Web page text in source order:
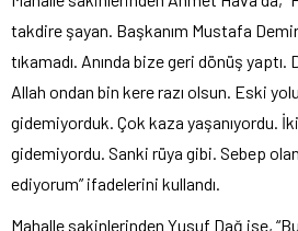
takdire şayan. Başkanım Mustafa
tıkamadı. Anında bize geri dönüş
Allah ondan bin kere razı olsun. Eski
gidemiyorduk. Çok kaza yaşanıyordu.
gidemiyordu. Sanki rüya gibi. Sebep
ediyorum” ifadelerini kullandı.
Mahalle sakinlerinden Yusuf Dağ ise,